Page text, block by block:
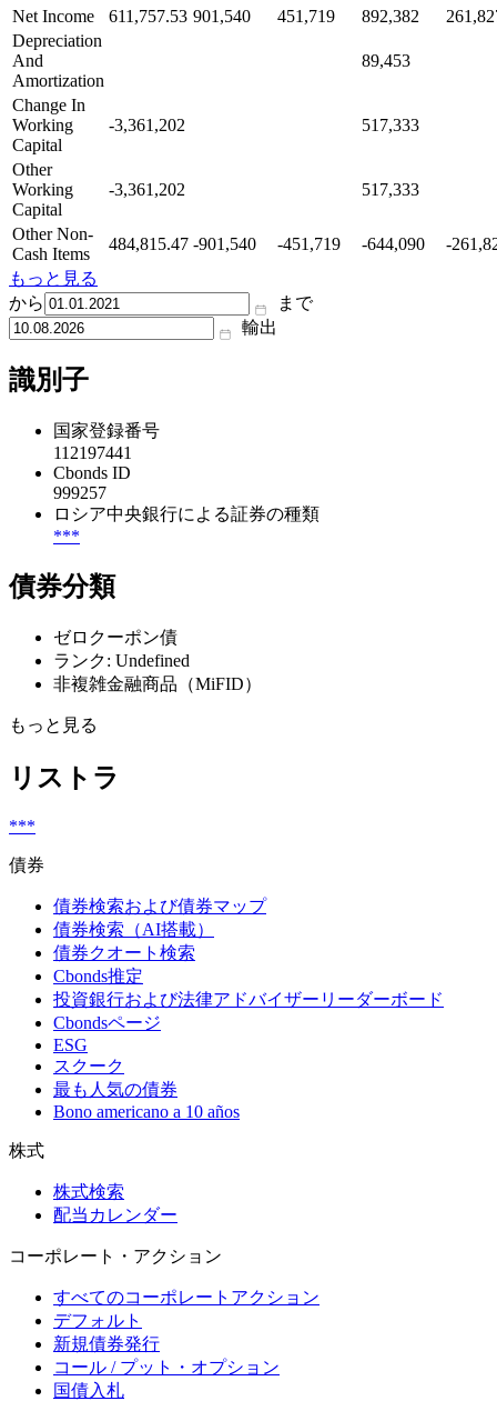
Net Income
611,757.53 901,540 451,719 892,382
Depreciation
And
Amortization
89,453
Change In
Working
Capital
-3,361,202 517,333
Other
Working
Capital
-3,361,202 517,333
Other Non-
Cash Items
484,815.47 -901,540 -451,719 -644,090
-
もっと見る
から
まで
輸出
識別子
国家登録番号
112197441
Cbonds ID
999257
ロシア中央銀行による証券の種類
***
債券分類
ゼロクーポン債
ランク: Undefined
非複雑金融商品（MiFID）
もっと見る
リストラ
***
債券
債券検索および債券マップ
債券検索（AI搭載）
債券クオート検索
Cbonds推定
投資銀行および法律アドバイザーリーダーボード
Cbondsページ
ESG
スクーク
最も人気の債券
Bono americano a 10 años
株式
株式検索
配当カレンダー
コーポレート・アクション
すべてのコーポレートアクション
デフォルト
新規債券発行
コール / プット・オプション
国債入札